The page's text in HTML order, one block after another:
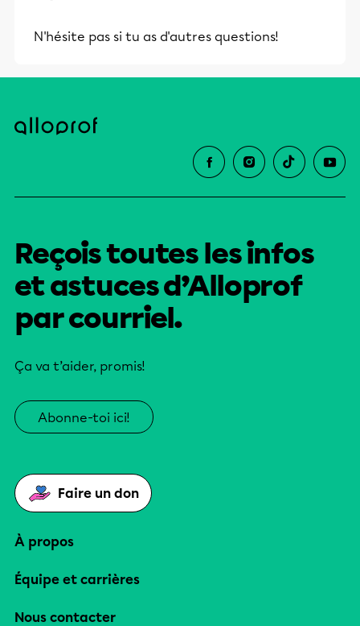
N'hésite pas si tu as d'autres questions!
Reçois toutes les infos
et astuces d’Alloprof
par courriel.
Ça va t’aider, promis!
Abonne-toi ici!
Faire un don
À propos
Équipe et carrières
Nous contacter